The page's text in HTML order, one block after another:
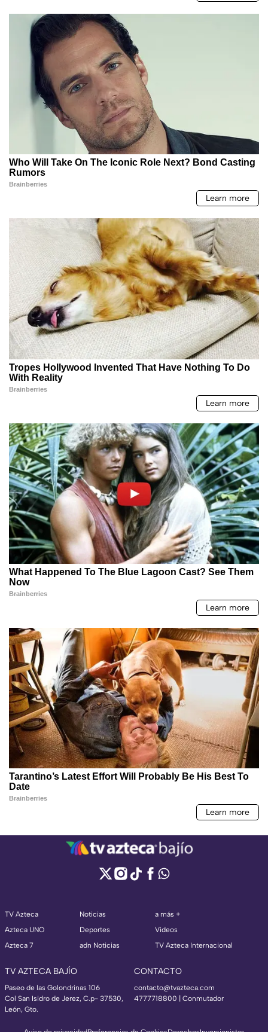
TV Azteca
Azteca UNO
Azteca 7
Noticias
Deportes
adn Noticias
a más +
Videos
TV Azteca Internacional
TV AZTECA BAJÍO
Paseo de las Golondrinas 106
Col San Isidro de Jerez, C.p- 37530,
León, Gto.
CONTACTO
contacto@tvazteca.com
4777718800 | Conmutador